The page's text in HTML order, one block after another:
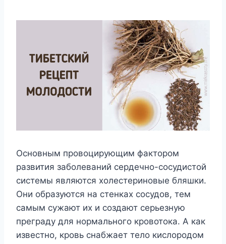
Основным провоцирующим фактором
развития заболеваний сердечно-сосудистой
системы являются холестериновые бляшки.
Они образуются на стенках сосудов, тем
самым сужают их и создают серьезную
преграду для нормального кровотока. А как
известно, кровь снабжает тело кислородом